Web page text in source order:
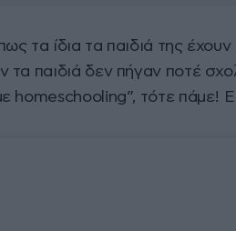
τα ίδια τα παιδιά της έχουν
παιδιά δεν πήγαν ποτέ
τότε πάμε!